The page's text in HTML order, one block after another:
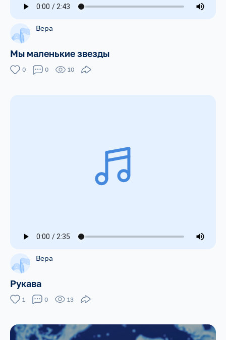
Вера
Мы маленькие звезды
0 0 10
Вера
Рукава
1 0 13